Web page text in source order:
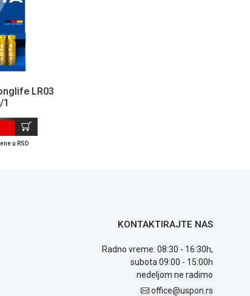
LR03
1
u RSD
KONTAKTIRAJTE NAS
Radno vreme: 08:30 - 16:30h,
subota 09:00 - 15:00h
nedeljom ne radimo
office@uspon.rs